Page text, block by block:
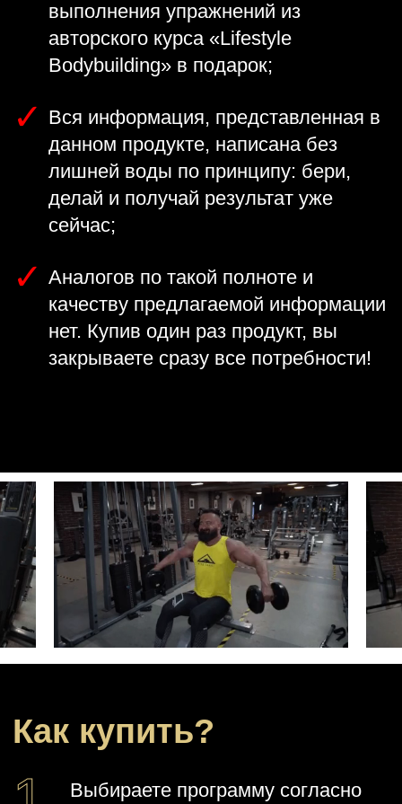
выполнения упражнений из
авторского курса «Lifestyle
Bodybuilding» в подарок;
Вся информация, представленная в
данном продукте, написана без
лишней воды по принципу: бери,
делай и получай результат уже
сейчас;
Аналогов по такой полноте и
качеству предлагаемой информации
нет. Купив один раз продукт, вы
закрываете сразу все потребности!
Как купить?
Выбираете программу согласно